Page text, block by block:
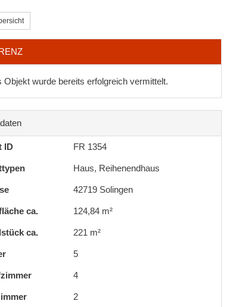
Objekt wurde bereits erfolgreich vermittelt.
ID FR 1354
Haus, Reihenendhaus
42719 Solingen
ca. 124,84 m²
ca. 221 m²
5
4
2